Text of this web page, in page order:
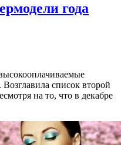
года
список второй
на то, что в декабре